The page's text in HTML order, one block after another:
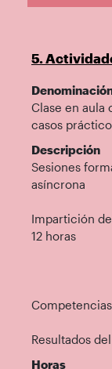
5.
Clase en aula
casos
Descripción
Sesiones
asíncrona
Impartición
12 horas
Resultados
Horas